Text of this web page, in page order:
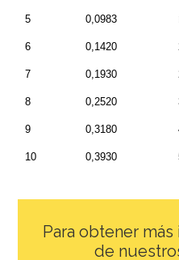
5 0,0983
6 0,1420
7 0,1930
8 0,2520
9 0,3180
10 0,3930
Para obtener
de